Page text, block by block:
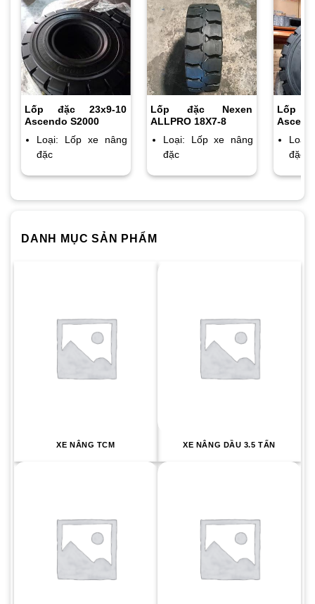
Lốp đặc 23x9-10
Ascendo S2000
Loại: Lốp xe nâng
đặc
Lốp đặc Nexen
ALLPRO 18X7-8
Loại: Lốp xe nâng
đặc
Lốp
đặc
DANH MỤC SẢN PHẨM
XE NÂNG TCM XE NÂNG DẦU 3.5 TẤN